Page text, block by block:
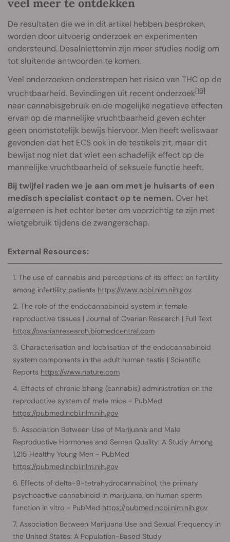
veel meer te ontdekken
De resultaten die we in dit artikel hebben besproken,
worden door uitvoerig onderzoek en experimenten
ondersteund. Desalniettemin zijn meer studies nodig om
tot sluitende antwoorden te komen.
Veel onderzoeken onderstrepen het risico van THC op de
vruchtbaarheid. Bevindingen uit recent onderzoek[16]
naar cannabisgebruik en de mogelijke negatieve effecten
ervan op de mannelijke vruchtbaarheid geven echter
geen onomstotelijk bewijs hiervoor. Men heeft weliswaar
gevonden dat het ECS ook in de testikels zit, maar dit
bewijst nog niet dat wiet een schadelijk effect op de
mannelijke vruchtbaarheid of seksuele functie heeft.
Bij twijfel raden we je aan om met je huisarts of een
medisch specialist contact op te nemen. Over het
algemeen is het echter beter om voorzichtig te zijn met
wietgebruik tijdens de zwangerschap.
External Resources:
The use of cannabis and perceptions of its effect on fertility
among infertility patients https://www.ncbi.nlm.nih.gov
The role of the endocannabinoid system in female
reproductive tissues | Journal of Ovarian Research | Full Text
https://ovarianresearch.biomedcentral.com
Characterisation and localisation of the endocannabinoid
system components in the adult human testis | Scientific
Reports https://www.nature.com
Effects of chronic bhang (cannabis) administration on the
reproductive system of male mice - PubMed
https://pubmed.ncbi.nlm.nih.gov
Association Between Use of Marijuana and Male
Reproductive Hormones and Semen Quality: A Study Among
1,215 Healthy Young Men - PubMed
https://pubmed.ncbi.nlm.nih.gov
Effects of delta-9-tetrahydrocannabinol, the primary
psychoactive cannabinoid in marijuana, on human sperm
function in vitro - PubMed https://pubmed.ncbi.nlm.nih.gov
Association Between Marijuana Use and Sexual Frequency in
the United States: A Population-Based Study